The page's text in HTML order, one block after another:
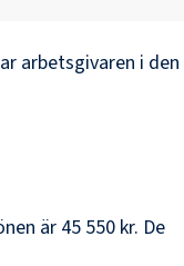
arbetsgivaren i den
är 45 550 kr. De